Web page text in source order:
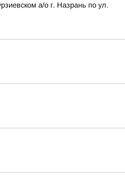
а/о г. Назрань по ул.